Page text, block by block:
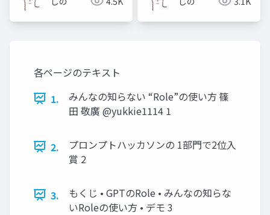
各ページのテキスト
1.
みんなの知らない “Role”の使い方 篠
田 敬廣 @yukkie1114 1
2.
プロンプトハッカソンの 1部門で2位入
賞 2
3.
もくじ • GPTのRole • みんなの知らな
いRoleの使い方 • デモ 3